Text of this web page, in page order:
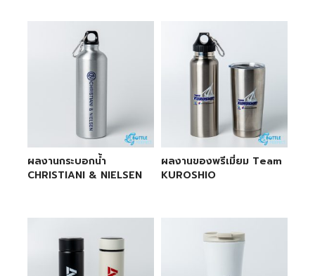
ผลงานกระบอกน้ำ
CHRISTIANI & NIELSEN
ผลงานของพรีเมี่ยม Team
KUROSHIO